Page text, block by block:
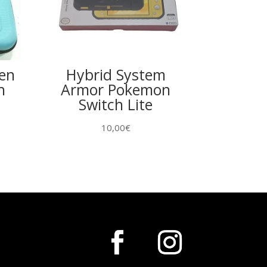
Hybrid System
Armor Pokemon
Switch Lite
10,00€